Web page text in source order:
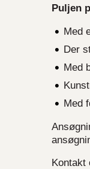
Puljen
Med
Der
Med
Med
Kontakt